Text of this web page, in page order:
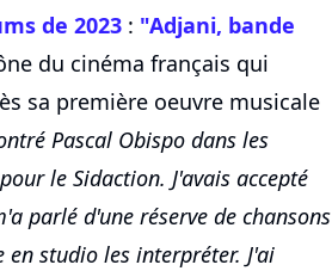
de 2023 : "Adjani, bande
du cinéma français qui
sa première oeuvre musicale
Pascal Obispo dans les
le Sidaction. J'avais accepté
parlé d'une réserve de chansons
studio les interpréter. J'ai